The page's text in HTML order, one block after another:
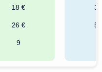
18 €
26 €
9